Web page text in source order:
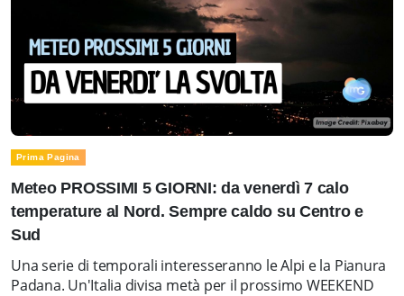
Prima Pagina
Meteo PROSSIMI 5 GIORNI: da venerdì 7 calo
temperature al Nord. Sempre caldo su Centro e
Sud
Una serie di temporali interesseranno le Alpi e la Pianura
Padana. Un'Italia divisa metà per il prossimo WEEKEND